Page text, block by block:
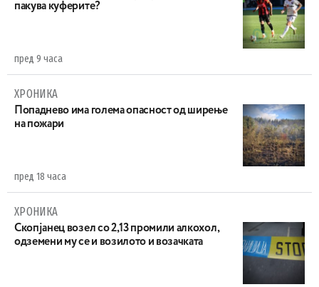
пакува куферите?
пред 9 часа
ХРОНИКА
Попаднево има голема опасност од ширење
на пожари
пред 18 часа
ХРОНИКА
Скопјанец возел со 2,13 промили алкохол,
одземени му се и возилото и возачката